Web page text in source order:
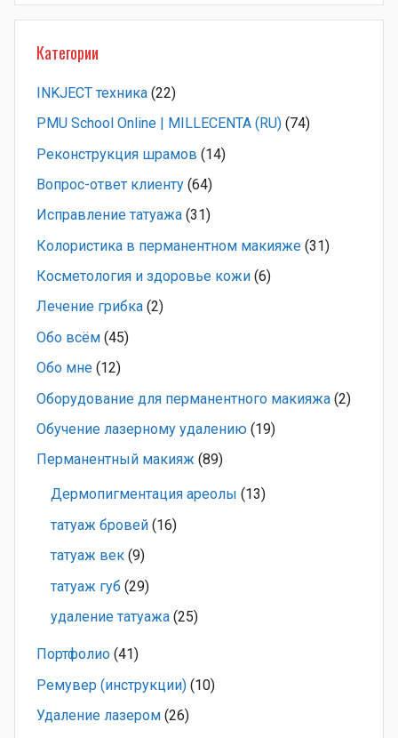
Категории
INKJECT техника (22)
PMU School Online | MILLECENTA (RU) (74)
Pеконструкция шрамов (14)
Вопрос-ответ клиенту (64)
Исправление татуажа (31)
Колористика в перманентном макияже (31)
Косметология и здоровье кожи (6)
Лечение грибка (2)
Обо всём (45)
Обо мне (12)
Оборудование для перманентного макияжа (2)
Обучение лазерному удалению (19)
Перманентный макияж (89)
Дермопигментация ареолы (13)
татуаж бровей (16)
татуаж век (9)
татуаж губ (29)
удаление татуажа (25)
Портфолио (41)
Ремувер (инструкции) (10)
Удаление лазером (26)